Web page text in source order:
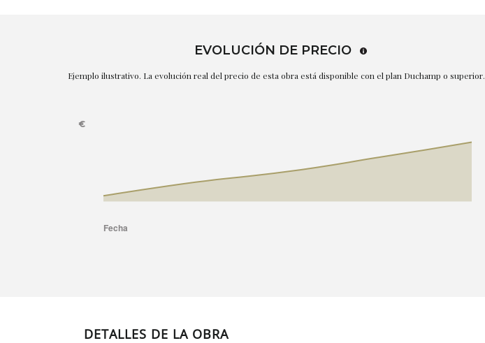
EVOLUCIÓN DE PRECIO
Ejemplo ilustrativo. La evolución real del precio de esta obra está disponible con el plan Duchamp o superior.
DETALLES DE LA OBRA